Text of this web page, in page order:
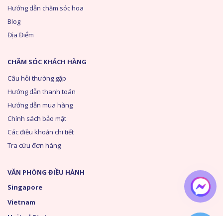
Hướng dẫn chăm sóc hoa
Blog
Địa Điểm
CHĂM SÓC KHÁCH HÀNG
Câu hỏi thường gặp
Hướng dẫn thanh toán
Hướng dẫn mua hàng
Chính sách bảo mật
Các điều khoản chi tiết
Tra cứu đơn hàng
VĂN PHÒNG ĐIỀU HÀNH
Singapore
Vietnam